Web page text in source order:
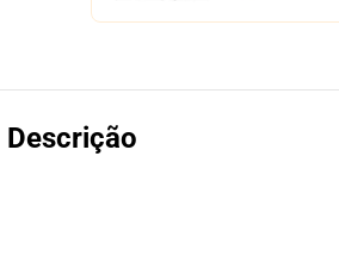
Descrição